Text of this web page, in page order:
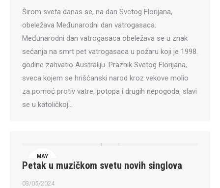
Širom sveta danas se, na dan Svetog Florijana,
obeležava Međunarodni dan vatrogasaca.
Međunarodni dan vatrogasaca obeležava se u znak
sećanja na smrt pet vatrogasaca u požaru koji je 1998.
godine zahvatio Australiju. Praznik Svetog Florijana,
sveca kojem se hrišćanski narod kroz vekove molio
za pomoć protiv vatre, potopa i drugih nepogoda, slavi
se u katoličkoj…
MAY
3
Petak u muzičkom svetu novih singlova
03/05/2024